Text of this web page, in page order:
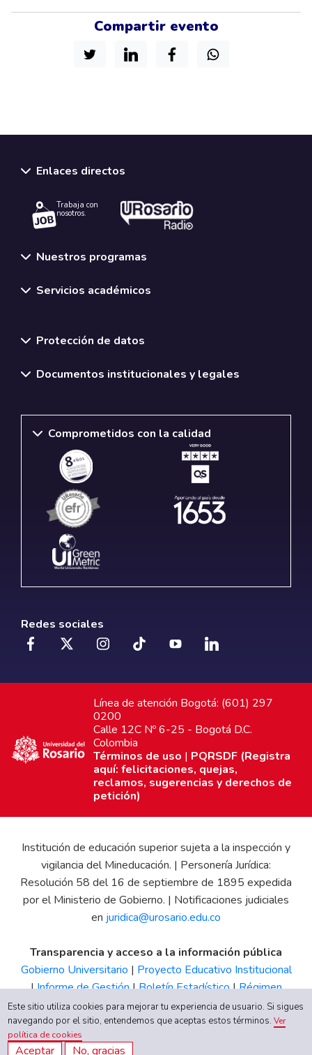
Compartir evento
Enlaces directos
Trabaja con
nosotros.
Nuestros programas
Servicios académicos
Protección de datos
Documentos institucionales y legales
Comprometidos con la calidad
Redes sociales
Línea de atención Bogotá: (601) 297
0200
Calle 12C Nº 6-25 - Bogotá D.C.
Colombia
Términos de uso | PQRSDF (Registra
aquí: felicitaciones, quejas,
reclamos, sugerencias y derechos de
petición)
Institución de educación superior sujeta a la inspección y
vigilancia del Mineducación. | Personería Jurídica:
Resolución 58 del 16 de septiembre de 1895 expedida
por el Ministerio de Gobierno. | Notificaciones judiciales
en juridica@urosario.edu.co
Transparencia y acceso a la información pública
Gobierno Universitario | Proyecto Educativo Institucional
|Informe de Gestión|Boletín Estadístico|Régimen
Tributario|Estados Financieros |Código de Ética| Canal
de Integridad UR
Este sitio utiliza cookies para mejorar tu experiencia de usuario. Si sigues
navegando por el sitio, entendemos que aceptas estos términos.Ver
política de cookies
Aceptar No, gracias